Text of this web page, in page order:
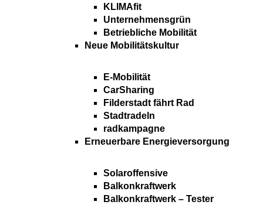
KLIMAfit
Unternehmensgrün
Betriebliche Mobilität
Neue Mobilitätskultur
E-Mobilität
CarSharing
Filderstadt fährt Rad
Stadtradeln
radkampagne
Erneuerbare Energieversorgung
Solaroffensive
Balkonkraftwerk
Balkonkraftwerk – Tester